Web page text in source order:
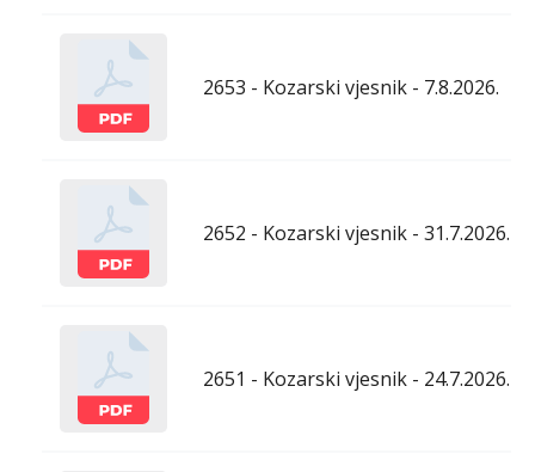
2653 - Kozarski vjesnik - 7.8.2026.
2652 - Kozarski vjesnik - 31.7.2026.
2651 - Kozarski vjesnik - 24.7.2026.